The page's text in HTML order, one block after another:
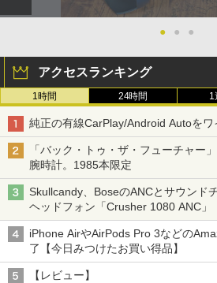
● ● ●
アクセスランキング
1時間 24時間 1
純正の有線CarPlay/Android Autoをワ
「バック・トゥ・ザ・フューチャー
腕時計。1985本限定
Skullcandy、BoseのANCとサウンド
ヘッドフォン「Crusher 1080 ANC」
iPhone AirやAirPods Pro 3などの
了【今日みつけたお買い得品】
【レビュー】